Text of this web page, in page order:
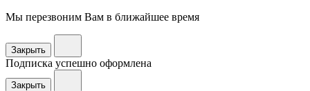
Мы перезвоним Вам в ближайшее время
Закрыть
Подписка успешно оформлена
Закрыть